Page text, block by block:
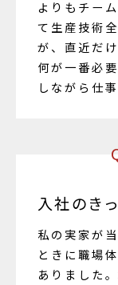
よりもチー
て生産技術
が、直近だ
何が一番必
しながら仕
入社のき
私の実家が
ときに職場
ありました